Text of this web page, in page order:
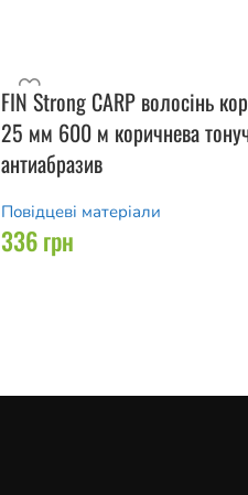
FIN Strong CARP волосінь
25 мм 600 м коричнева
антиабразив
Повідцеві матеріали
336грн